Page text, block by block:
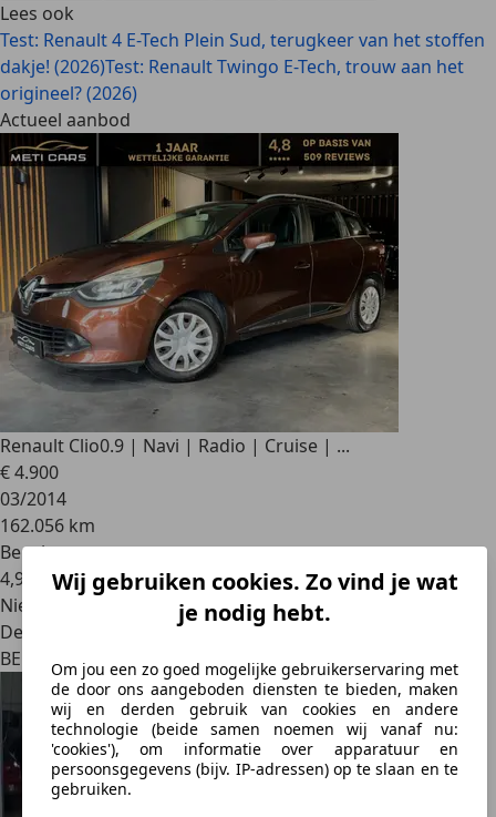
Wij gebruiken cookies. Zo vind je wat
je nodig hebt.
Om jou een zo goed mogelijke gebruikerservaring met
de door ons aangeboden diensten te bieden, maken
wij en derden gebruik van cookies en andere
technologie (beide samen noemen wij vanaf nu:
'cookies'), om informatie over apparatuur en
persoonsgegevens (bijv. IP-adressen) op te slaan en te
gebruiken.
Lees ook
Test: Renault 4 E-Tech Plein Sud, terugkeer van het stoffen
dakje! (2026)Test: Renault Twingo E-Tech, trouw aan het
origineel? (2026)
Actueel aanbod
Renault Clio0.9 | Navi | Radio | Cruise | ...
€ 4.900
03/2014
162.056 km
Benzine
4,9 l/100 km (comb.)
Nieuw
Dealer
BE 2382